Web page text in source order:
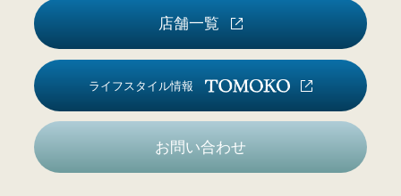
店舗一覧
ライフスタイル情報
お問い合わせ